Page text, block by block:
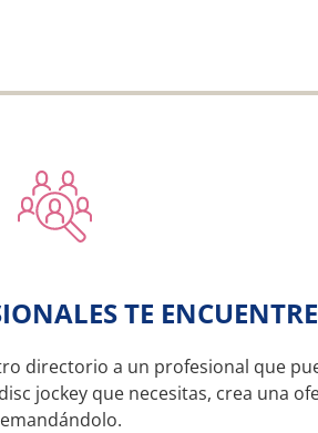
TE
directorio a un profesional que
jockey que necesitas, crea una